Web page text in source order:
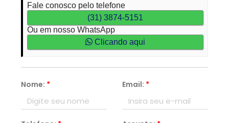
Fale conosco pelo telefone
(31) 3874-5151
Ou em nosso WhatsApp
Clicando aqui
Nome: * Email: *